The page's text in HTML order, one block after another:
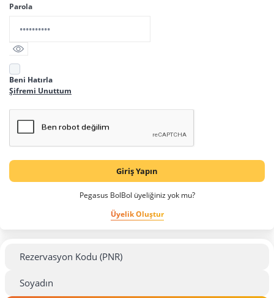
Parola
Beni Hatırla
Şifremi Unuttum
Giriş Yapın
Pegasus BolBol üyeliğiniz yok mu?
Üyelik Oluştur